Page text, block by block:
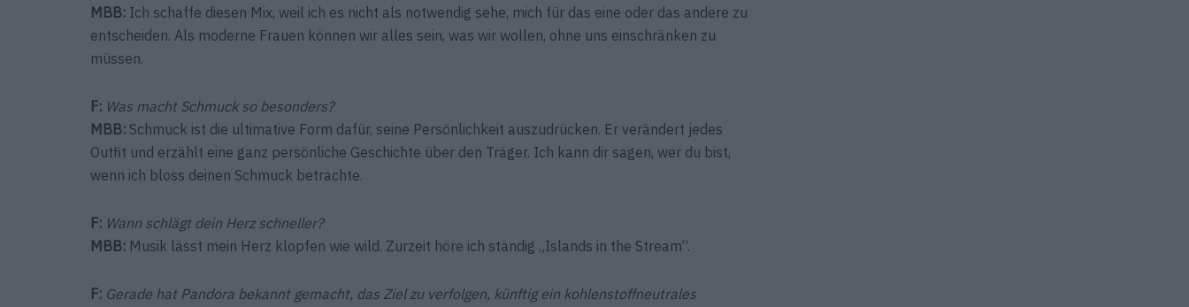
MBB: Ich schaffe diesen Mix, weil ich es nicht als notwendig sehe, mich für das eine oder das andere zu
entscheiden. Als moderne Frauen können wir alles sein, was wir wollen, ohne uns einschränken zu
müssen.
F: Was macht Schmuck so besonders?
MBB: Schmuck ist die ultimative Form dafür, seine Persönlichkeit auszudrücken. Er verändert jedes
Outfit und erzählt eine ganz persönliche Geschichte über den Träger. Ich kann dir sagen, wer du bist,
wenn ich bloss deinen Schmuck betrachte.
F: Wann schlägt dein Herz schneller?
MBB: Musik lässt mein Herz klopfen wie wild. Zurzeit höre ich ständig „Islands in the Stream“.
F: Gerade hat Pandora bekannt gemacht, das Ziel zu verfolgen, künftig ein kohlenstoffneutrales